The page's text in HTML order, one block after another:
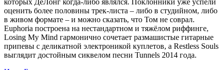
оценить более половины трек-листа – либо в студийном, либо
в живом формате – и можно сказать, что Том не соврал.
Euphoria построена на нестандартном и тяжёлом риффинге,
Losing My Mind гармонично сочетает размашистые гитарные
припевы с деликатной электроникой куплетов, а Restless Souls
выглядит достойным сиквелом песни Tunnels 2014 года.